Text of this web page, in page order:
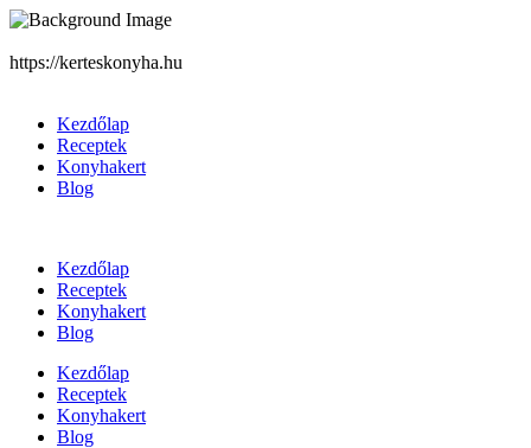
https://kerteskonyha.hu
Kezdőlap
Receptek
Konyhakert
Blog
Kezdőlap
Receptek
Konyhakert
Blog
Kezdőlap
Receptek
Konyhakert
Blog